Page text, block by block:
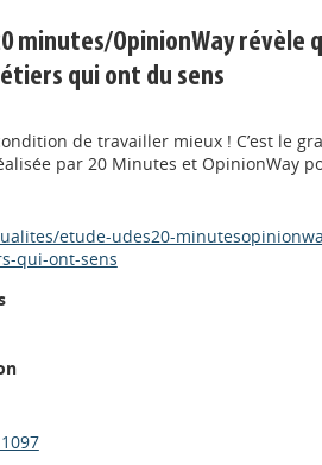
minutes/OpinionWay révèle
qui ont du sens
de travailler mieux ! C’est le
par 20 Minutes et OpinionWay
etude-udes20-
qui-ont-sens